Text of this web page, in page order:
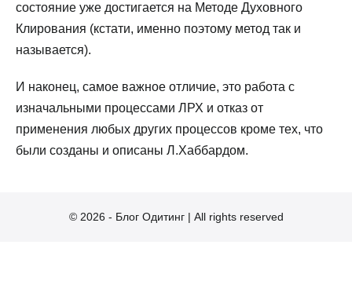
состояние уже достигается на Методе Духовного
Клирования (кстати, именно поэтому метод так и
называется).
И наконец, самое важное отличие, это работа с
изначальными процессами ЛРХ и отказ от
применения любых других процессов кроме тех, что
были созданы и описаны Л.Хаббардом.
© 2026 - Блог Одитинг | All rights reserved